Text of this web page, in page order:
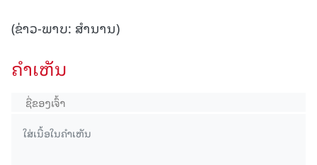
(ຂ່າວ-ພາບ: ສຳນານ)
ຄໍາເຫັນ